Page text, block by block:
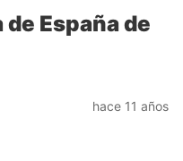
de España de
hace 11 años